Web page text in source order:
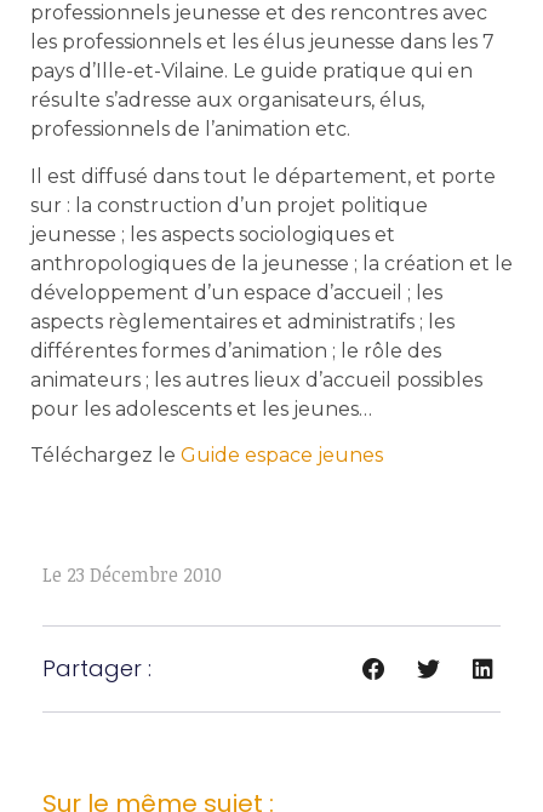
professionnels jeunesse et des rencontres avec
les professionnels et les élus jeunesse dans les 7
pays d’Ille-et-Vilaine. Le guide pratique qui en
résulte s’adresse aux organisateurs, élus,
professionnels de l’animation etc.
Il est diffusé dans tout le département, et porte
sur : la construction d’un projet politique
jeunesse ; les aspects sociologiques et
anthropologiques de la jeunesse ; la création et le
développement d’un espace d’accueil ; les
aspects règlementaires et administratifs ; les
différentes formes d’animation ; le rôle des
animateurs ; les autres lieux d’accueil possibles
pour les adolescents et les jeunes…
Téléchargez le Guide espace jeunes
Le 23 Décembre 2010
Partager :
Sur le même sujet :